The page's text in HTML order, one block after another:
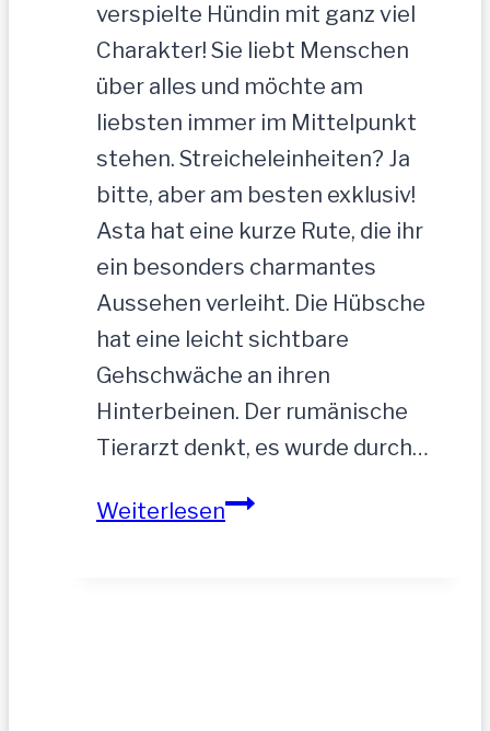
verspielte Hündin mit ganz viel
Charakter! Sie liebt Menschen
über alles und möchte am
liebsten immer im Mittelpunkt
stehen. Streicheleinheiten? Ja
bitte, aber am besten exklusiv!
Asta hat eine kurze Rute, die ihr
ein besonders charmantes
Aussehen verleiht. Die Hübsche
hat eine leicht sichtbare
Gehschwäche an ihren
Hinterbeinen. Der rumänische
Tierarzt denkt, es wurde durch…
WeiterlesenASTA